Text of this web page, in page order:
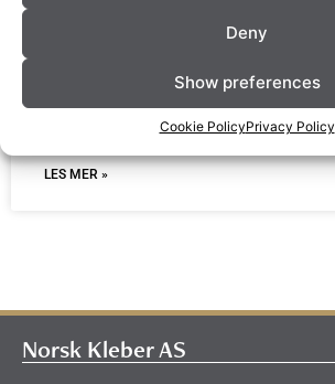
Deny
Show preferences
Cookie PolicyPrivacy Policy
Støtte til vedovn Oslo
Få støtte til å bytte ut din gamle ovn!
LES MER »
Norsk Kleber AS